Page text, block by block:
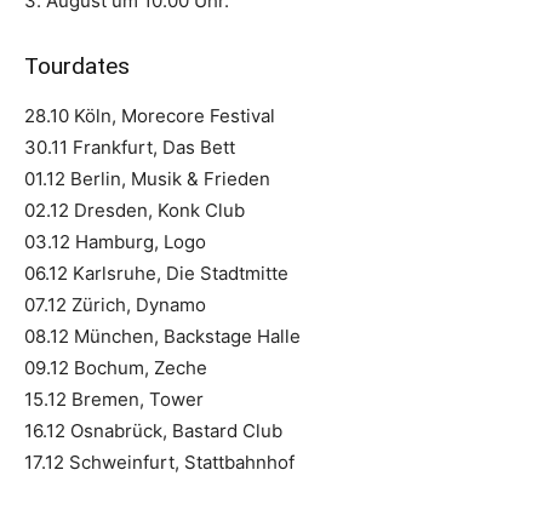
Tourdates
28.10 Köln, Morecore Festival
30.11 Frankfurt, Das Bett
01.12 Berlin, Musik & Frieden
02.12 Dresden, Konk Club
03.12 Hamburg, Logo
06.12 Karlsruhe, Die Stadtmitte
07.12 Zürich, Dynamo
08.12 München, Backstage Halle
09.12 Bochum, Zeche
15.12 Bremen, Tower
16.12 Osnabrück, Bastard Club
17.12 Schweinfurt, Stattbahnhof